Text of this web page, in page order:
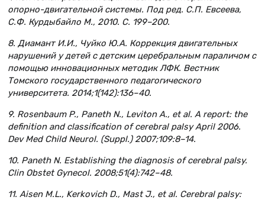
опорно-двигательной системы. Под ред. С.П. Евсеева,
С.Ф. Курдыбайло М., 2010. C. 199–200.
8. Диамант И.И., Чуйко Ю.А. Коррекция двигательных
нарушений у детей с детским церебральным параличом с
помощью инновационных методик ЛФК. Вестник
Томского государственного педагогического
университета. 2014;1(142):136–40.
9. Rosenbaum P., Paneth N., Leviton A., et al. A report: the
definition and classification of cerebral palsy April 2006.
Dev Med Child Neurol. (Suppl.) 2007;109:8–14.
10. Paneth N. Establishing the diagnosis of cerebral palsy.
Clin Obstet Gynecol. 2008;51(4):742–48.
11. Aisen M.L., Kerkovich D., Mast J., et al. Cerebral palsy: